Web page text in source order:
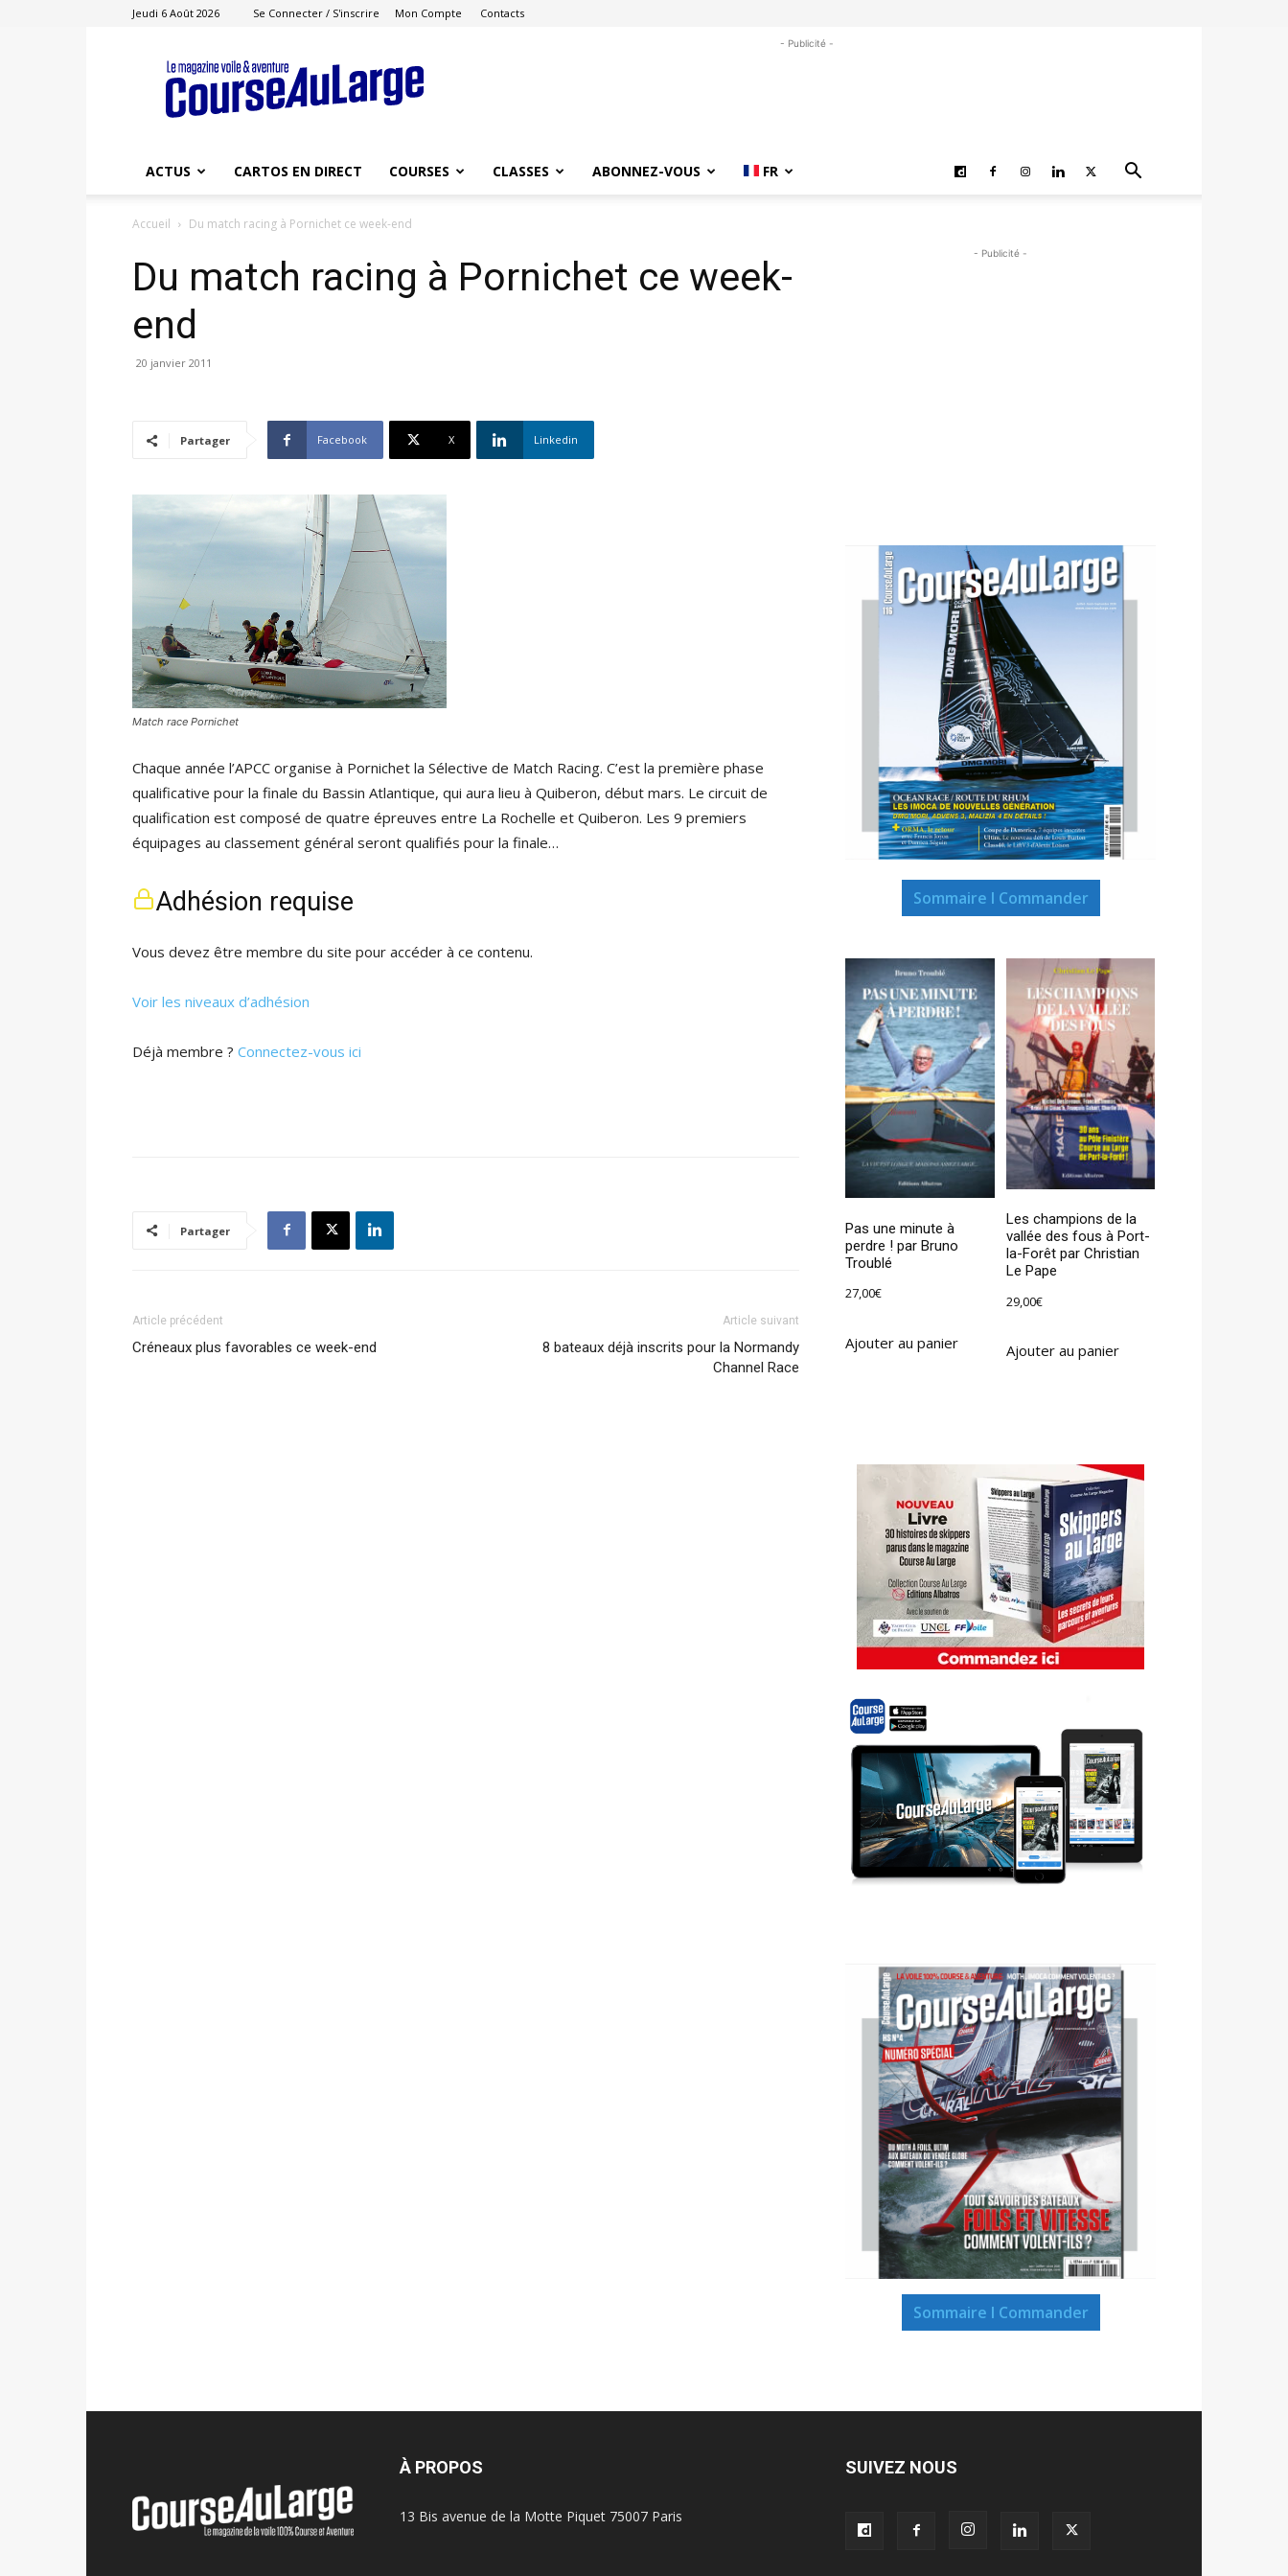
Jeudi 6 Août 2026 Se Connecter / S'inscrire Mon Compte Contacts
Course
au
Large
- Publicité -
ACTUS CARTOS EN DIRECT COURSES CLASSES ABONNEZ-VOUS FR
Accueil Du match racing à Pornichet ce week-end
Du match racing à Pornichet ce week-
end
20 janvier 2011
Partager Facebook X Linkedin
Match race Pornichet
Chaque année l’APCC organise à Pornichet la Sélective de Match Racing. C’est la première phase
qualificative pour la finale du Bassin Atlantique, qui aura lieu à Quiberon, début mars. Le circuit de
qualification est composé de quatre épreuves entre La Rochelle et Quiberon. Les 9 premiers
équipages au classement général seront qualifiés pour la finale…
Adhésion requise
Vous devez être membre du site pour accéder à ce contenu.
Voir les niveaux d’adhésion
Déjà membre ? Connectez-vous ici
Partager
Article précédent
Créneaux plus favorables ce week-end
Article suivant
8 bateaux déjà inscrits pour la Normandy
Channel Race
- Publicité -
Sommaire I Commander
Pas une minute à
perdre ! par Bruno
Troublé
27,00€
Ajouter au panier
Les champions de la
vallée des fous à Port-
la-Forêt par Christian
Le Pape
29,00€
Ajouter au panier
Sommaire I Commander
À PROPOS
13 Bis avenue de la Motte Piquet 75007 Paris
SUIVEZ NOUS